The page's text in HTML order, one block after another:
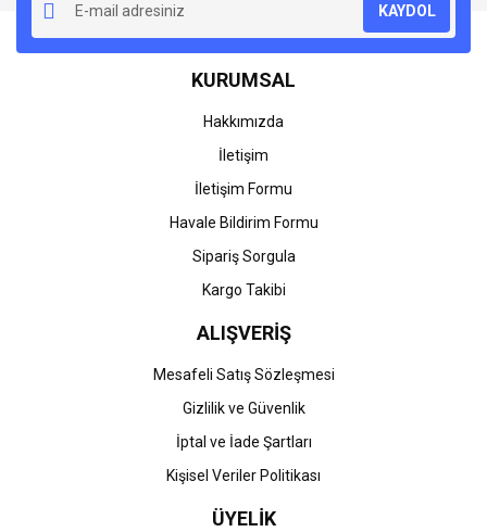
Ürün açıklamasında eksik bilgiler bulunuyor.
Ürün bilgilerinde hatalar bulunuyor.
Ürün fiyatı diğer sitelerden daha pahalı.
Gönder
KAYDOL
KURUMSAL
Hakkımızda
İletişim
İletişim Formu
Havale Bildirim Formu
Sipariş Sorgula
Kargo Takibi
ALIŞVERİŞ
Mesafeli Satış Sözleşmesi
Gizlilik ve Güvenlik
İptal ve İade Şartları
Kişisel Veriler Politikası
ÜYELİK